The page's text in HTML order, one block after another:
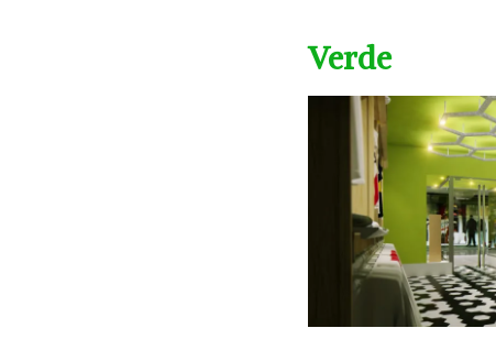
Verde